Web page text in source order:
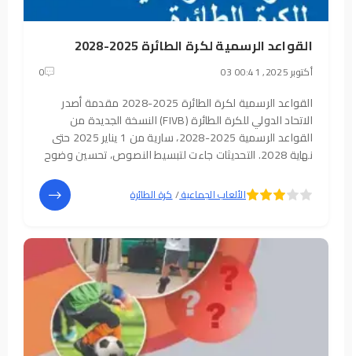
القواعد الرسمية لكرة الطائرة 2025-2028
03 أكتوبر 2025, 00:41 0
القواعد الرسمية لكرة الطائرة 2025-2028 مقدمة أصدر
الاتحاد الدولي للكرة الطائرة (FIVB) النسخة الجديدة من
القواعد الرسمية 2025-2028، سارية من 1 يناير 2025 حتى
نهاية 2028. التحديثات جاءت لتبسيط النصوص، تحسين وضوح
اللاعبين أثناء الإرسال: تعديل على
الألعاب الجماعية/ كرة الطائرة